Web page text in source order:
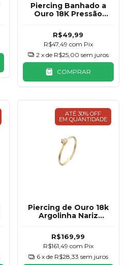
Piercing Banhado a
Ouro 18K Pressão
R$49,99
R$47,49 com Pix
2 x de R$25,00 sem juros
COMPRAR
ATÉ 30% OFF
EM QUANTIDADE
Piercing de Ouro 18k
Argolinha Nariz
R$169,99
R$161,49 com Pix
6 x de R$28,33 sem juros